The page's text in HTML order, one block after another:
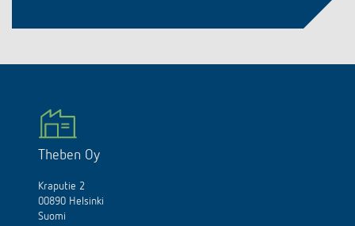
Theben Oy
Kraputie 2
00890 Helsinki
Suomi